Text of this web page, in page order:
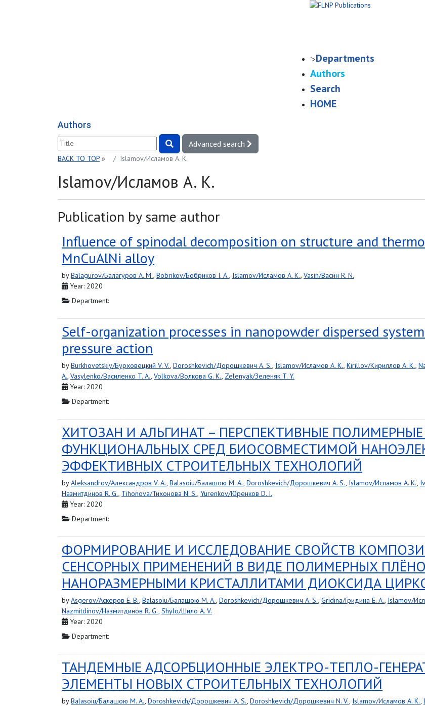
">Departments
Authors
Search
HOME
Authors
Advanced search
BACK TO TOP » Islamov/Исламов A. K.
Islamov/Исламов A. K.
Publication by same author
Influence of spinodal decomposition on structure and
MnCuAlNi alloy
byBalagurov/Балагуров A. M., Bobrikov/Бобриков I. A., Islamov/Исламов A. K., Vasin/Васин R. N.
Year: 2020
Department:
Self-organization processes in nanopowder dispersed
pressure action
byBurkhovetskiy/Бурховецкий V. V., Doroshkevich/Дорошкевич A. S., Islamov/Исламов A. K., Kirillov/Кириллов A. K.,
A., Vasylenko/Василенко T. A., Volkova/Волкова G. K., Zelenyak/Зеленяк T. Y.
Year: 2020
Department:
ХИТОЗАН И АЛЬГИНАТ – ПЕРСПЕКТИВНЫЕ
ФУНКЦИОНАЛЬНЫХ СРЕД БИОСОВМЕСТИМОЙ
ЭФФЕКТИВНЫХ СТРОИТЕЛЬНЫХ ТЕХНОЛОГИЙ
byAleksandrov/Александров V. A., Balasoiu/Балашою M. A., Doroshkevich/Дорошкевич A. S., Islamov/Исламов A. K.,
Назмитдинов R. G., Tihonova/Тихонова N. S., Yurenkov/Юренков D. I.
Year: 2020
Department:
ФОРМИРОВАНИЕ И ИССЛЕДОВАНИЕ СВОЙСТВ
СЕНСОРНЫХ ПРИМЕНЕНИЙ В ВИДЕ ПОЛИМЕРНЫХ
НАНОРАЗМЕРНЫМИ КРИСТАЛЛИТАМИ ДИОКСИДА
byAsgerov/Аскеров E. B., Balasoiu/Балашою M. A., Doroshkevich/Дорошкевич A. S., Gridina/Гридина E. A., Islamov/
Nazmitdinov/Назмитдинов R. G., Shylo/Шило A. V.
Year: 2020
Department:
ТАНДЕМНЫЕ АДСОРБЦИОННЫЕ ЭЛЕКТРО-ТЕПЛО-
ЭЛЕМЕНТЫ НОВЫХ СТРОИТЕЛЬНЫХ ТЕХНОЛОГИЙ
byBalasoiu/Балашою M. A., Doroshkevich/Дорошкевич A. S., Doroshkevich/Дорошкевич N. V., Islamov/Исламов A. K.,